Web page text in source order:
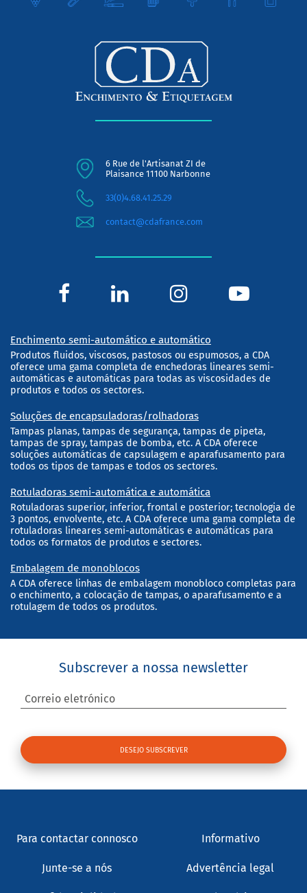
6 Rue de l'Artisanat ZI de
Plaisance 11100 Narbonne
33(0)4.68.41.25.29
contact@cdafrance.com
Enchimento semi-automático e automático
Produtos fluidos, viscosos, pastosos ou espumosos, a CDA
oferece uma gama completa de enchedoras lineares semi-
automáticas e automáticas para todas as viscosidades de
produtos e todos os sectores.
Soluções de encapsuladoras/rolhadoras
Tampas planas, tampas de segurança, tampas de pipeta,
tampas de spray, tampas de bomba, etc. A CDA oferece
soluções automáticas de capsulagem e aparafusamento para
todos os tipos de tampas e todos os sectores.
Rotuladoras semi-automática e automática
Rotuladoras superior, inferior, frontal e posterior; tecnologia de
3 pontos, envolvente, etc. A CDA oferece uma gama completa de
rotuladoras lineares semi-automáticas e automáticas para
todos os formatos de produtos e sectores.
Embalagem de monoblocos
A CDA oferece linhas de embalagem monobloco completas para
o enchimento, a colocação de tampas, o aparafusamento e a
rotulagem de todos os produtos.
Subscrever a nossa newsletter
Correio eletrónico
Para contactar connosco Informativo
Junte-se a nós Advertência legal